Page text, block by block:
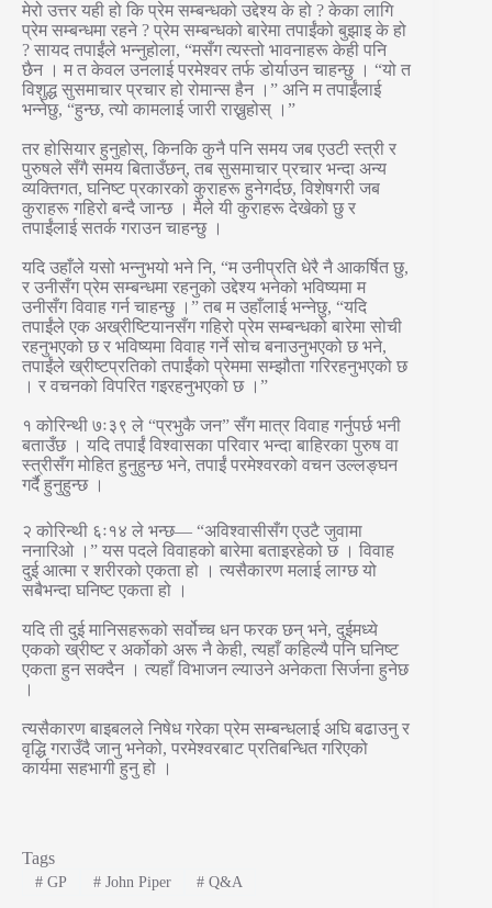
मेरो उत्तर यही हो कि प्रेम सम्बन्धको उद्देश्य के हो ? केका लागि
प्रेम सम्बन्धमा रहने ? प्रेम सम्बन्धको बारेमा तपाईंको बुझाइ के हो
? सायद तपाईंले भन्नुहोला, “मसँग त्यस्तो भावनाहरू केही पनि
छैन । म त केवल उनलाई परमेश्वर तर्फ डोर्याउन चाहन्छु । “यो त
विशुद्ध सुसमाचार प्रचार हो रोमान्स हैन ।” अनि म तपाईंलाई
भन्नेछु, “हुन्छ, त्यो कामलाई जारी राख्नुहोस् ।”
तर होसियार हुनुहोस्, किनकि कुनै पनि समय जब एउटी स्त्री र
पुरुषले सँगै समय बिताउँछन्, तब सुसमाचार प्रचार भन्दा अन्य
व्यक्तिगत, घनिष्ट प्रकारको कुराहरू हुनेगर्दछ, विशेषगरी जब
कुराहरू गहिरो बन्दै जान्छ । मैले यी कुराहरू देखेको छु र
तपाईंलाई सतर्क गराउन चाहन्छु ।
यदि उहाँले यसो भन्नुभयो भने नि, “म उनीप्रति धेरै नै आकर्षित छु,
र उनीसँग प्रेम सम्बन्धमा रहनुको उद्देश्य भनेको भविष्यमा म
उनीसँग विवाह गर्न चाहन्छु ।” तब म उहाँलाई भन्नेछु, “यदि
तपाईंले एक अख्रीष्टियानसँग गहिरो प्रेम सम्बन्धको बारेमा सोची
रहनुभएको छ र भविष्यमा विवाह गर्ने सोच बनाउनुभएको छ भने,
तपाईंले ख्रीष्टप्रतिको तपाईंको प्रेममा सम्झौता गरिरहनुभएको छ
। र वचनको विपरित गइरहनुभएको छ ।”
१ कोरिन्थी ७ः३९ ले “प्रभुकै जन” सँग मात्र विवाह गर्नुपर्छ भनी
बताउँछ । यदि तपाईं विश्वासका परिवार भन्दा बाहिरका पुरुष वा
स्त्रीसँग मोहित हुनुहुन्छ भने, तपाईं परमेश्वरको वचन उल्लङ्घन
गर्दै हुनुहुन्छ ।
२ कोरिन्थी ६ः१४ ले भन्छ— “अविश्वासीसँग एउटै जुवामा
ननारिओ ।” यस पदले विवाहको बारेमा बताइरहेको छ । विवाह
दुई आत्मा र शरीरको एकता हो । त्यसैकारण मलाई लाग्छ यो
सबैभन्दा घनिष्ट एकता हो ।
यदि ती दुई मानिसहरूको सर्वोच्च धन फरक छन् भने, दुईमध्ये
एकको ख्रीष्ट र अर्कोको अरू नै केही, त्यहाँ कहिल्यै पनि घनिष्ट
एकता हुन सक्दैन । त्यहाँ विभाजन ल्याउने अनेकता सिर्जना हुनेछ
।
त्यसैकारण बाइबलले निषेध गरेका प्रेम सम्बन्धलाई अघि बढाउनु र
वृद्धि गराउँदै जानु भनेको, परमेश्वरबाट प्रतिबन्धित गरिएको
कार्यमा सहभागी हुनु हो ।
Tags
#GP #John Piper # Q&A